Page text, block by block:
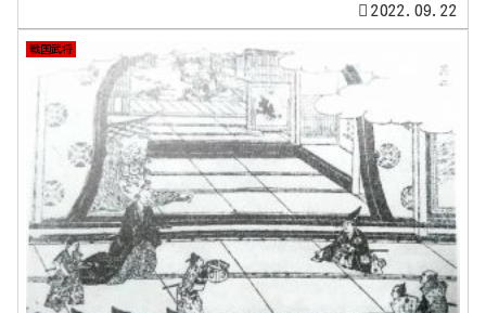
2022.09.22
戦国武将